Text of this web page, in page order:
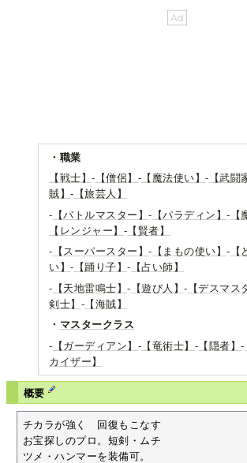
・ 職業
【戦士】- 【僧侶】 - 【魔法使い】- 【武闘
賊】- 【旅芸人】
- 【バトルマスター】- 【パラディン】-
【レンジャー】 - 【賢者】
- 【スーパースター】- 【まもの使い】-
い】- 【踊り子】- 【占い師】
- 【天地雷鳴士】- 【遊び人】- 【デスマス
剣士】 - 【海賊】
・ マスタークラス
- 【ガーディアン】 - 【竜術士】 - 【隠者】-
カイザー】
概要
チカラが強く　回復もこなす
お宝探しのプロ。短剣・ムチ
ツメ・ハンマーを装備可。